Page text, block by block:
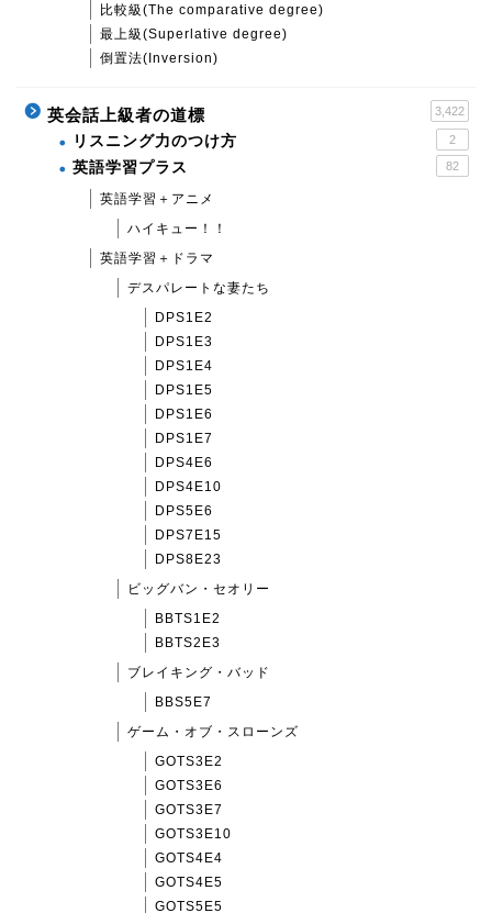
比較級(The comparative degree)
最上級(Superlative degree)
倒置法(Inversion)
英会話上級者の道標 3,422
リスニング力のつけ方 2
英語学習プラス 82
英語学習＋アニメ
ハイキュー！！
英語学習＋ドラマ
デスパレートな妻たち
DPS1E2
DPS1E3
DPS1E4
DPS1E5
DPS1E6
DPS1E7
DPS4E6
DPS4E10
DPS5E6
DPS7E15
DPS8E23
ビッグバン・セオリー
BBTS1E2
BBTS2E3
ブレイキング・バッド
BBS5E7
ゲーム・オブ・スローンズ
GOTS3E2
GOTS3E6
GOTS3E7
GOTS3E10
GOTS4E4
GOTS4E5
GOTS5E5